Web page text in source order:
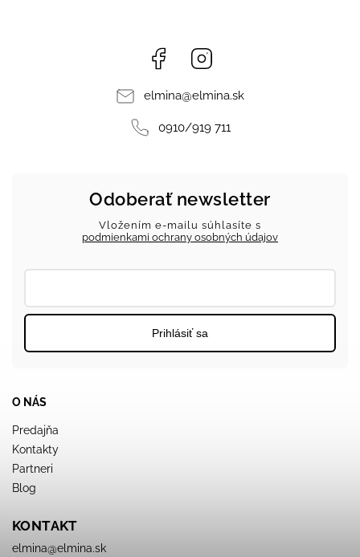
Facebook
elmina@elmina.sk
0910/919 711
O NÁS
Predajňa
Kontakty
Partneri
Blog
KONTAKT
elmina@elmina.sk
Odoberať newsletter
Vložením e-mailu súhlasíte s
podmienkami ochrany osobných údajov
Prihlásiť sa